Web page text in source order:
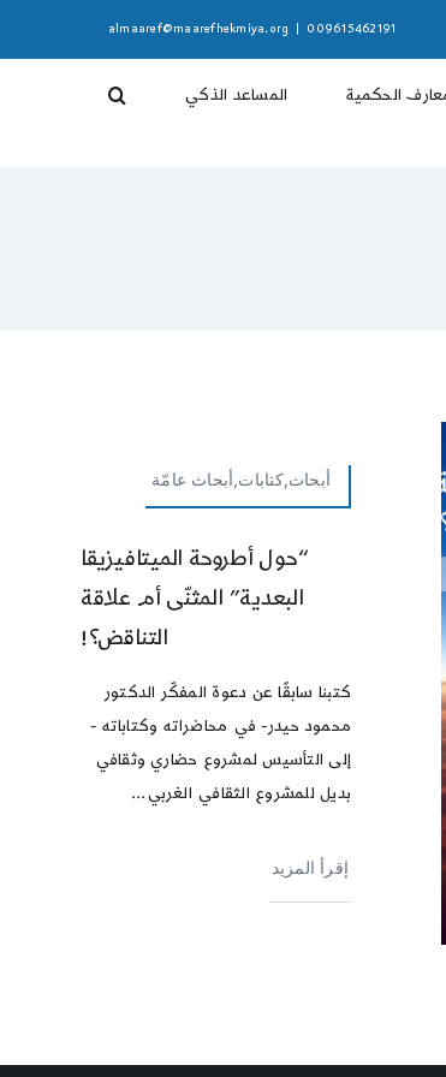
009615462191
almaaref@maarefhekmiya.org
الحكمية المساعد الذكي
أبحاث,كتابات,أبحاث عامّة
“حول أطروحة الميتافيزيقا
البعدية” المثنّى أم علاقة
التناقض؟!
كتبنا سابقًا عن دعوة المفكّر الدكتور
محمود حيدر- في محاضراته وكتاباته -
إلى التأسيس لمشروع حضاري وثقافي
بديل للمشروع الثقافي الغربي...
إقرأ المزيد